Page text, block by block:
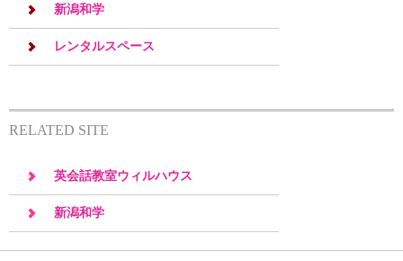
新潟和学
レンタルスペース
RELATED SITE
英会話教室ウィルハウス
新潟和学